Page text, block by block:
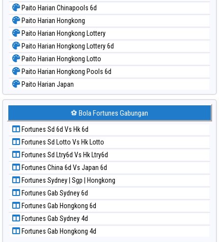
Paito Harian Chinapools 6d
Paito Harian Hongkong
Paito Harian Hongkong Lottery
Paito Harian Hongkong Lottery 6d
Paito Harian Hongkong Lotto
Paito Harian Hongkong Pools 6d
Paito Harian Japan
Paito Harian Japan 6d
Paito Harian Korea
Paito Harian Kuda Lari
Paito Harian Magnum Cambodia
Paito Harian Nagoya
Paito Harian New York Midday
Paito Harian North Carolina Day
Paito Harian Pcso
Paito Harian Pennsylvania Day
Paito Harian Sao Paulo
Paito Harian Singapore
Paito Harian Sydney
⚽ Bola Fortunes Gabungan
Fortunes Sd 6d Vs Hk 6d
Fortunes Sd Lotto Vs Hk Lotto
Fortunes Sd Ltry6d Vs Hk Ltry6d
Fortunes China 6d Vs Japan 6d
Fortunes Sydney | Sgp | Hongkong
Fortunes Gab Sydney 6d
Fortunes Gab Hongkong 6d
Fortunes Gab Sydney 4d
Fortunes Gab Hongkong 4d